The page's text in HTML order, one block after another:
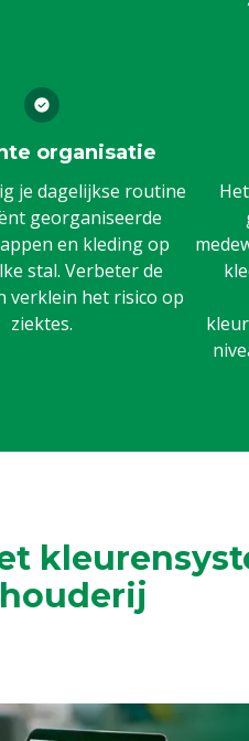
organisatie
je dagelijkse routine
georganiseerde
en kleding op
stal. Verbeter de
verklein het risico op
ziektes.